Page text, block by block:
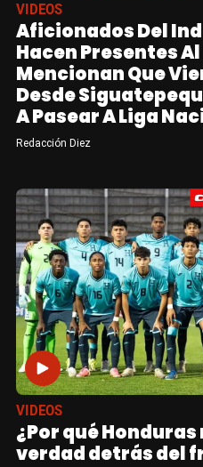
VIDEOS
Aficionados Del
Hacen Presentes
Mencionan Que
Desde
A Pasear A Liga
Redacción Diez
VIDEOS
¿Por qué Honduras
verdad detrás del